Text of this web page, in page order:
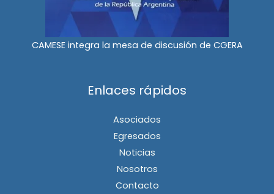
CAMESE integra la mesa de discusión de CGERA
Enlaces rápidos
Asociados
Egresados
Noticias
Nosotros
Contacto